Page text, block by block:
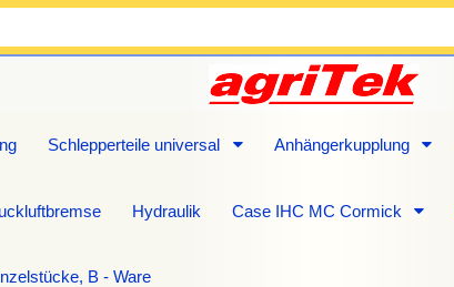
Schlepperteile universal Anhängerkupplung
Hydraulik Case IHC MC Cormick
B - Ware